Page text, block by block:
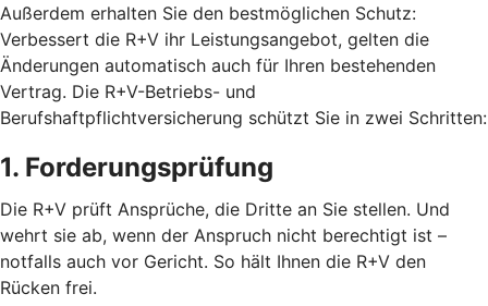
Außerdem erhalten Sie den bestmöglichen Schutz:
Verbessert die R+V ihr Leistungsangebot, gelten die
Änderungen automatisch auch für Ihren bestehenden
Vertrag. Die R+V-Betriebs- und
Berufshaftpflichtversicherung schützt Sie in zwei Schritten:
1. Forderungsprüfung
Die R+V prüft Ansprüche, die Dritte an Sie stellen. Und
wehrt sie ab, wenn der Anspruch nicht berechtigt ist –
notfalls auch vor Gericht. So hält Ihnen die R+V den
Rücken frei.